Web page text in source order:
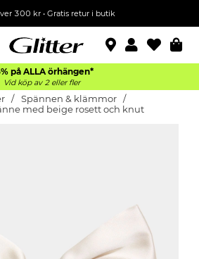
300 kr• Gratis retur i butik
på ALLAörhängen*
Vid köp av 2 eller fler
Spännen & klämmor
med beige rosett och knut